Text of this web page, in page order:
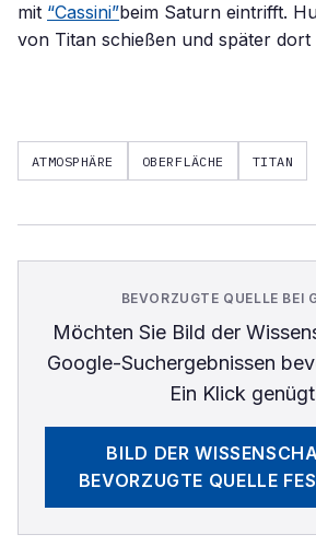
mit “Cassini”beim Saturn eintrifft.
von Titan schießen und später dort
ATMOSPHÄRE OBERFLÄCHE TITAN
BEVORZUGTE QUELLE BEI
Möchten Sie Bild der
Google-Suchergebnissen
Ein Klick
BILD DER
BEVORZUGTE QUELLE